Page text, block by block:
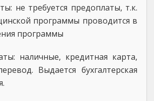
не требуется предоплаты, т.к.
программы проводится в
программы
наличные, кредитная карта,
Выдается бухгалтерская